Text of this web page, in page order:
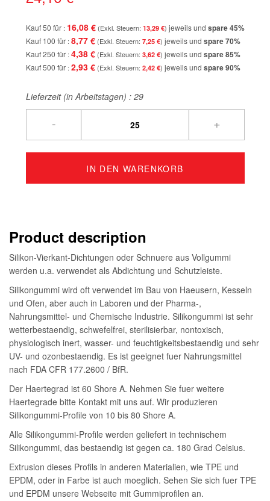
Kauf 50 für 16,08 € 13,29 € jeweils und spare45%
Kauf 100 für 8,77 € 7,25 € jeweils und spare70%
Kauf 250 für 4,38 € 3,62 € jeweils und spare85%
Kauf 500 für 2,93 € 2,42 € jeweils und spare90%
Lieferzeit (in Arbeitstagen) : 29
- +
IN DEN WARENKORB
Product description
Silikon-Vierkant-Dichtungen oder Schnuere aus Vollgummi
werden u.a. verwendet als Abdichtung und Schutzleiste.
Silikongummi wird oft verwendet im Bau von Haeusern, Kesseln
und Ofen, aber auch in Laboren und der Pharma-,
Nahrungsmittel- und Chemische Industrie. Silikongummi ist sehr
wetterbestaendig, schwefelfrei, sterilisierbar, nontoxisch,
physiologisch inert, wasser- und feuchtigkeitsbestaendig und sehr
UV- und ozonbestaendig. Es ist geeignet fuer Nahrungsmittel
nach FDA CFR 177.2600 / BfR.
Der Haertegrad ist 60 Shore A. Nehmen Sie fuer weitere
Haertegrade bitte Kontakt mit uns auf. Wir produzieren
Silikongummi-Profile von 10 bis 80 Shore A.
Alle Silikongummi-Profile werden geliefert in technischem
Silikongummi, das bestaendig ist gegen ca. 180 Grad Celsius.
Extrusion dieses Profils in anderen Materialien, wie TPE und
EPDM, oder in Farbe ist auch moeglich. Sehen Sie sich fuer TPE
und EPDM unsere Webseite mit Gummiprofilen an.